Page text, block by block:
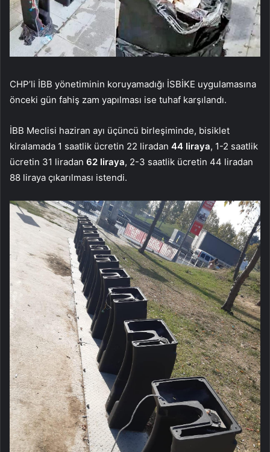
CHP’li İBB yönetiminin koruyamadığı İSBİKE uygulamasına
önceki gün fahiş zam yapılması ise tuhaf karşılandı.
İBB Meclisi haziran ayı üçüncü birleşiminde, bisiklet
kiralamada 1 saatlik ücretin 22 liradan 44 liraya, 1-2 saatlik
ücretin 31 liradan 62 liraya, 2-3 saatlik ücretin 44 liradan
88 liraya çıkarılması istendi.